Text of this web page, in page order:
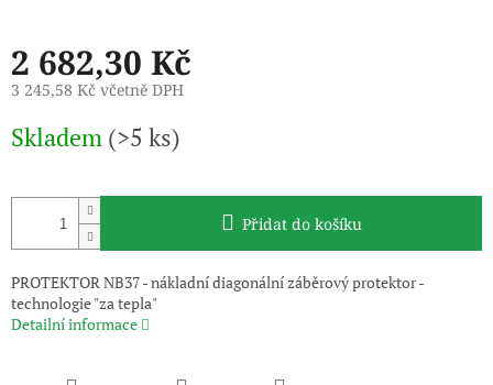
2 682,30 Kč
3 245,58 Kč včetně DPH
cena:
Skladem (>5 ks)
Přidat do košíku
PROTEKTOR NB37 - nákladní diagonální záběrový protektor -
technologie "za tepla"
Detailní informace